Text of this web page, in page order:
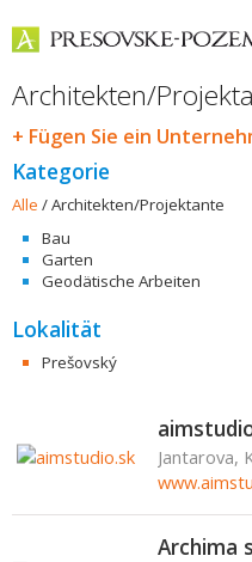
Architekten/
+ Fügen Sie ein
Kategorie
Alle /Architekten/Projektante
Bau
Garten
Geodätische Arbeiten
Lokalität
Prešovský
Jantarova,
Archima